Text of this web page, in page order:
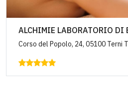
ALCHIMIE LABORATORIO DI
Corso del Popolo, 24, 05100 Terni